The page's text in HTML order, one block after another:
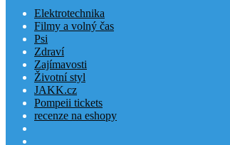
Elektrotechnika
Filmy a volný čas
Psi
Zdraví
Zajímavosti
Životní styl
JAKK.cz
Pompeii tickets
recenze na eshopy